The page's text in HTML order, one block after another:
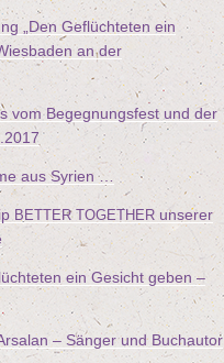
„Den Geflüch­te­ten ein
an der
vom Begeg­nungs­fest und der
.2017
aus Syrien …
BETTER TOGETHERunse­rer
ein Gesicht geben –
– Sän­ger und Buchautor